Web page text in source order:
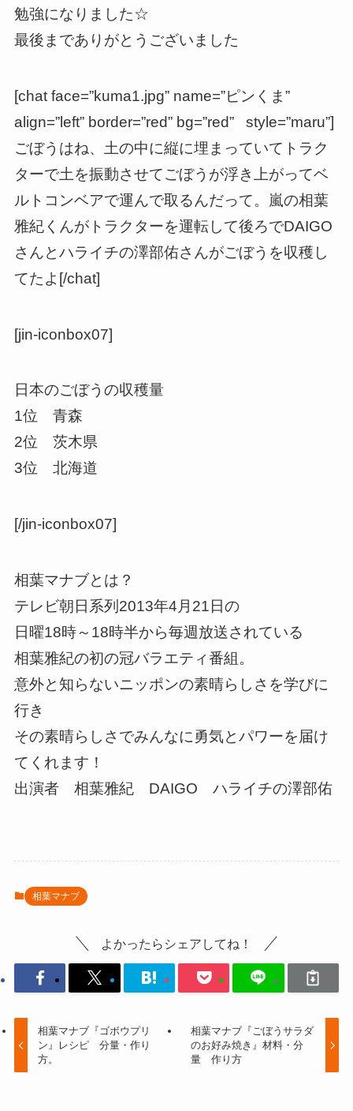
勉強になりました☆
最後までありがとうございました
[chat face=”kuma1.jpg” name=”ピンくま”
align=”left” border=”red” bg=”red” style=”maru”]
ごぼうはね、土の中に縦に埋まっていてトラク
ターで土を振動させてごぼうが浮き上がってベ
ルトコンベアで運んで取るんだって。嵐の相葉
雅紀くんがトラクターを運転して後ろでDAIGO
さんとハライチの澤部佑さんがごぼうを収穫し
てたよ[/chat]
[jin-iconbox07]
日本のごぼうの収穫量
1位 青森
2位 茨木県
3位 北海道
[/jin-iconbox07]
相葉マナブとは？
テレビ朝日系列2013年4月21日の
日曜18時～18時半から毎週放送されている
相葉雅紀の初の冠バラエティ番組。
意外と知らないニッポンの素晴らしさを学びに
行き
その素晴らしさでみんなに勇気とパワーを届け
てくれます！
出演者 相葉雅紀 DAIGO ハライチの澤部佑
相葉マナブ
よかったらシェアしてね！
相葉マナブ『ゴボウプリ
ン』レシピ 分量・作り
方。
相葉マナブ『ごぼうサラダ
のお好み焼き』材料・分
量 作り方